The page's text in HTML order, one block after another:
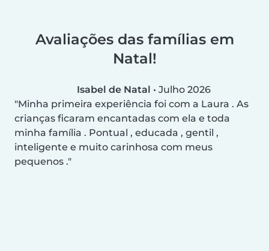
Avaliações das famílias em
Natal!
Isabel de Natal • Julho 2026
Minha primeira experiência foi com a Laura . As
crianças ficaram encantadas com ela e toda
minha família . Pontual , educada , gentil ,
inteligente e muito carinhosa com meus
pequenos .